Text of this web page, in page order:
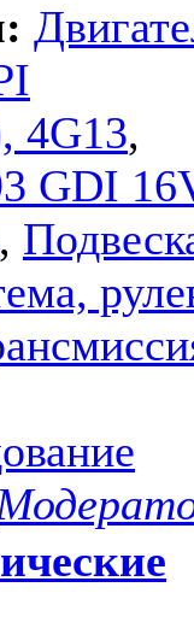
4G13,
GDI
,